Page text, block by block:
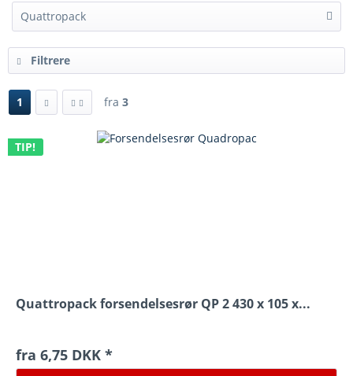
Quattropack
Filtrere
1 fra 3
TIP!
Quattropack forsendelsesrør QP 2 430 x 105 x...
fra 6,75 DKK *